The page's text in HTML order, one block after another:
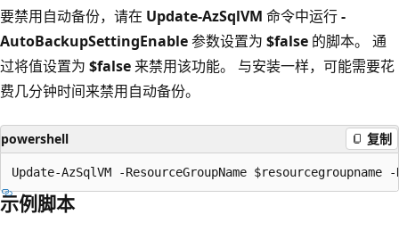
要禁用自动备份，请在 Update-AzSqlVM 命令中运行-
AutoBackupSettingEnable参数设置为 $false 的脚本。 通
过将值设置为 $false 来禁用该功能。 与安装一样，可能需要花
费几分钟时间来禁用自动备份。
powershell 复制
示例脚本